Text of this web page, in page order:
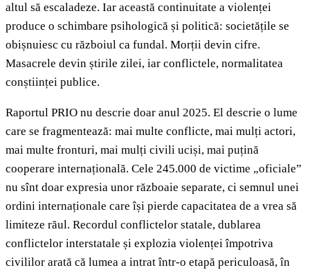
altul să escaladeze. Iar această continuitate a violenței
produce o schimbare psihologică și politică: societățile se
obișnuiesc cu războiul ca fundal. Morții devin cifre.
Masacrele devin știrile zilei, iar conflictele, normalitatea
conștiinței publice.
Raportul PRIO nu descrie doar anul 2025. El descrie o lume
care se fragmentează: mai multe conflicte, mai mulți actori,
mai multe fronturi, mai mulți civili uciși, mai puțină
cooperare internațională. Cele 245.000 de victime „oficiale”
nu sînt doar expresia unor războaie separate, ci semnul unei
ordini internaționale care își pierde capacitatea de a vrea să
limiteze răul. Recordul conflictelor statale, dublarea
conflictelor interstatale și explozia violenței împotriva
civililor arată că lumea a intrat într-o etapă periculoasă, în